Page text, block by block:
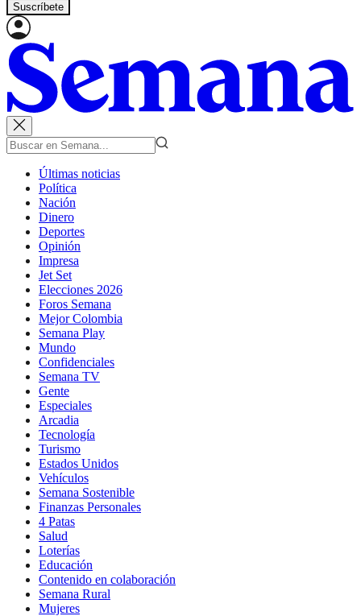
Suscríbete
Últimas noticias
Política
Nación
Dinero
Deportes
Opinión
Impresa
Jet Set
Elecciones 2026
Foros Semana
Mejor Colombia
Semana Play
Mundo
Confidenciales
Semana TV
Gente
Especiales
Arcadia
Tecnología
Turismo
Estados Unidos
Vehículos
Semana Sostenible
Finanzas Personales
4 Patas
Salud
Loterías
Educación
Contenido en colaboración
Semana Rural
Mujeres